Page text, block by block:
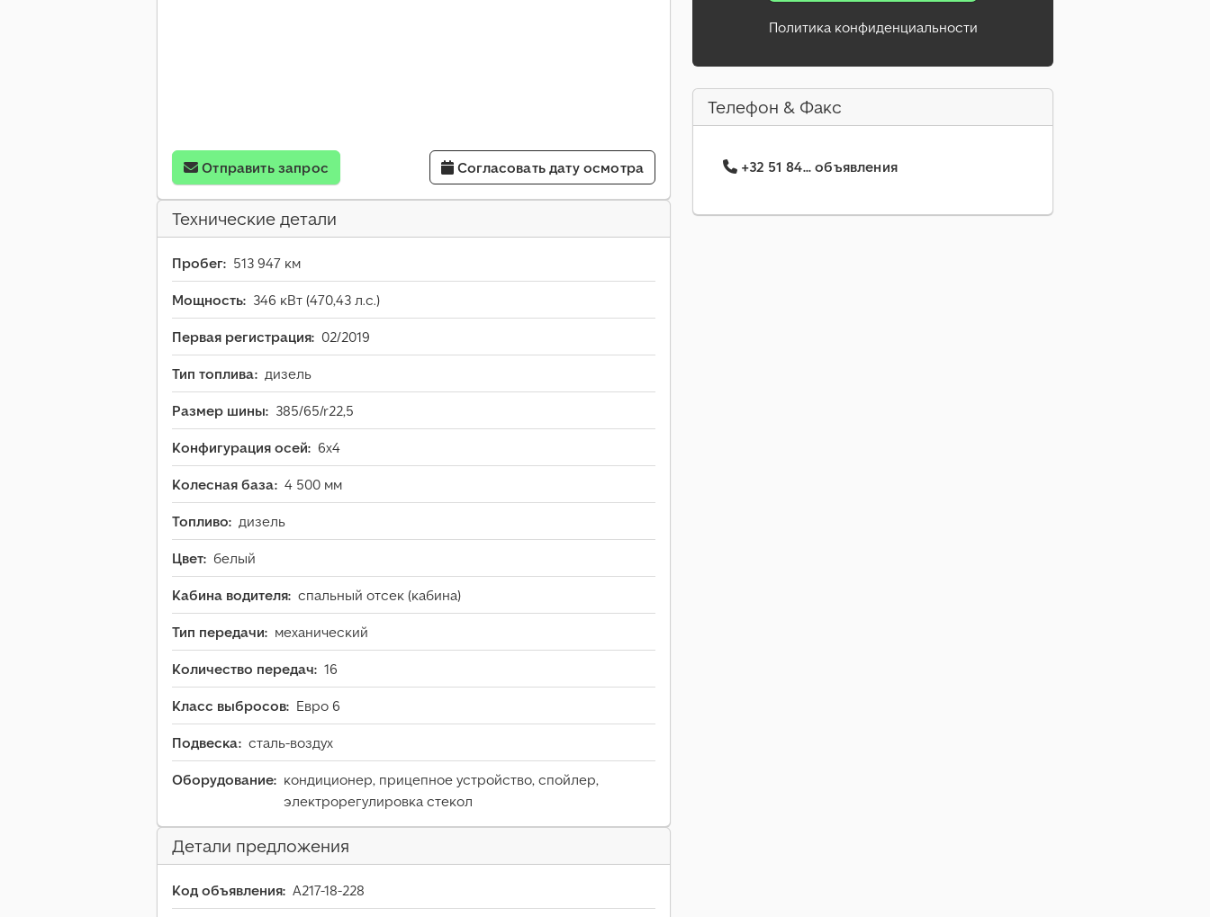
Отправить запрос Согласовать дату осмотра
Технические детали
Пробег: 513 947 км
Мощность: 346 кВт (470,43 л.с.)
Первая регистрация: 02/2019
Тип топлива: дизель
Размер шины: 385/65/r22,5
Конфигурация осей: 6x4
Колесная база: 4 500 мм
Топливо: дизель
Цвет: белый
Кабина водителя: спальный отсек (кабина)
Тип передачи: механический
Количество передач: 16
Класс выбросов: Евро 6
Подвеска: сталь-воздух
Оборудование: кондиционер, прицепное устройство, спойлер,
электрорегулировка стекол
Детали предложения
Код объявления: A217-18-228
Политика конфиденциальности
Телефон & Факс
+32 51 84... объявления